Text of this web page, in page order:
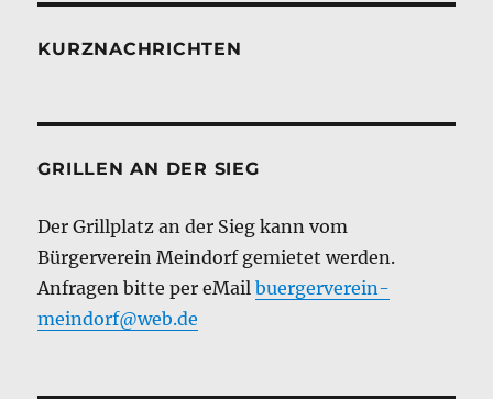
KURZNACHRICHTEN
GRILLEN AN DER SIEG
Der Grillplatz an der Sieg kann vom
Bürgerverein Meindorf gemietet werden.
Anfragen bitte per eMailbuergerverein-
meindorf@web.de